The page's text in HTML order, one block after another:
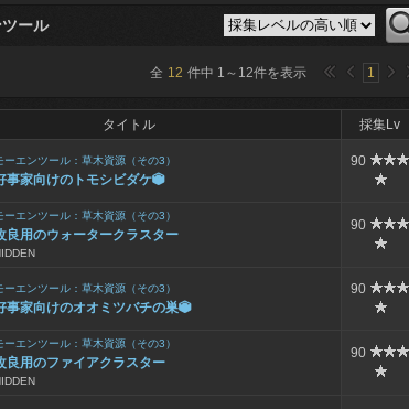
ール
全 12 件中 1 ～ 12件を表示 1
タイトル 採集Lv
ーエンツール：草木資源（その3）
事家向けのトモシビダケ
90
ーエンツール：草木資源（その3）
良用のウォータークラスター
90
ーエンツール：草木資源（その3）
事家向けのオオミツバチの巣
90
ーエンツール：草木資源（その3）
良用のファイアクラスター
90